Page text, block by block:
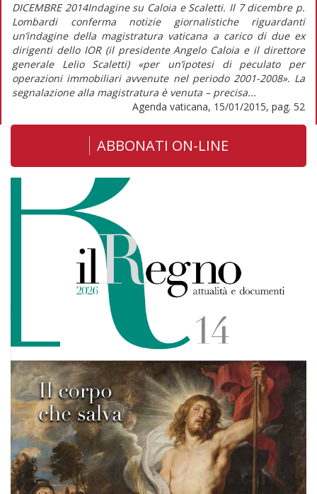
DICEMBRE 2014Indagine su Caloia e Scaletti. Il 7 dicembre p.
Lombardi conferma notizie giornalistiche riguardanti
un’indagine della magistratura vaticana a carico di due ex
dirigenti dello IOR (il presidente Angelo Caloia e il direttore
generale Lelio Scaletti) «per un’ipotesi di peculato per
operazioni immobiliari avvenute nel periodo 2001-2008». La
segnalazione alla magistratura è venuta – precisa...
Agenda vaticana, 15/01/2015, pag. 52
ABBONATI ON-LINE